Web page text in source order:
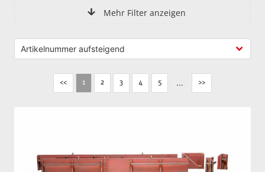
Mehr Filter anzeigen
<< 1 2 3 4 5 ... >>